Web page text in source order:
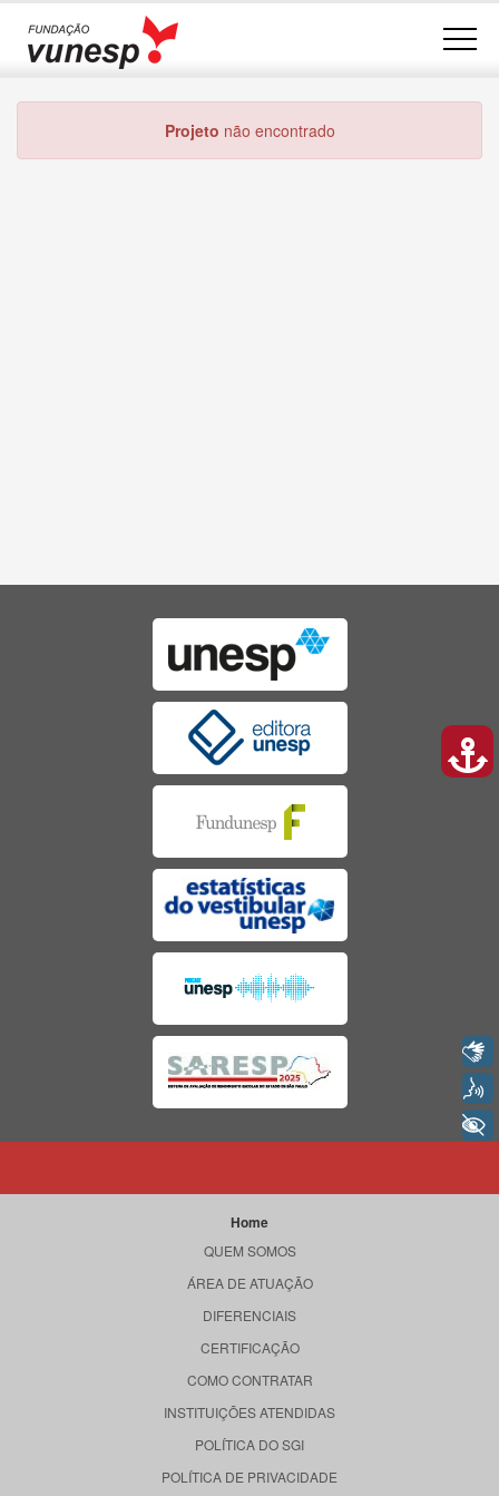
Projeto não encontrado
Home
QUEM SOMOS
ÁREA DE ATUAÇÃO
DIFERENCIAIS
CERTIFICAÇÃO
COMO CONTRATAR
INSTITUIÇÕES ATENDIDAS
POLÍTICA DO SGI
POLÍTICA DE PRIVACIDADE